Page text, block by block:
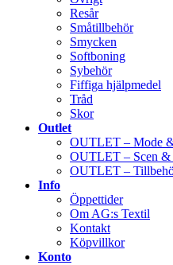
Resår
Småtillbehör
Smycken
Softboning
Sybehör
Fiffiga hjälpmedel
Tråd
Skor
Outlet
OUTLET – Mode
OUTLET – Scen &
OUTLET –
Info
Öppettider
Om AG:s Textil
Kontakt
Köpvillkor
Konto